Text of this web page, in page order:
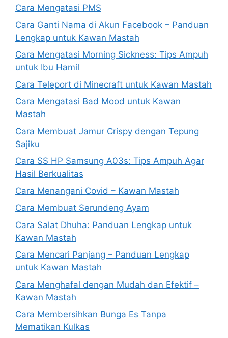
Cara Mengatasi PMS
Cara Ganti Nama di Akun Facebook – Panduan
Lengkap untuk Kawan Mastah
Cara Mengatasi Morning Sickness: Tips Ampuh
untuk Ibu Hamil
Cara Teleport di Minecraft untuk Kawan Mastah
Cara Mengatasi Bad Mood untuk Kawan
Mastah
Cara Membuat Jamur Crispy dengan Tepung
Sajiku
Cara SS HP Samsung A03s: Tips Ampuh Agar
Hasil Berkualitas
Cara Menangani Covid – Kawan Mastah
Cara Membuat Serundeng Ayam
Cara Salat Dhuha: Panduan Lengkap untuk
Kawan Mastah
Cara Mencari Panjang – Panduan Lengkap
untuk Kawan Mastah
Cara Menghafal dengan Mudah dan Efektif –
Kawan Mastah
Cara Membersihkan Bunga Es Tanpa
Mematikan Kulkas